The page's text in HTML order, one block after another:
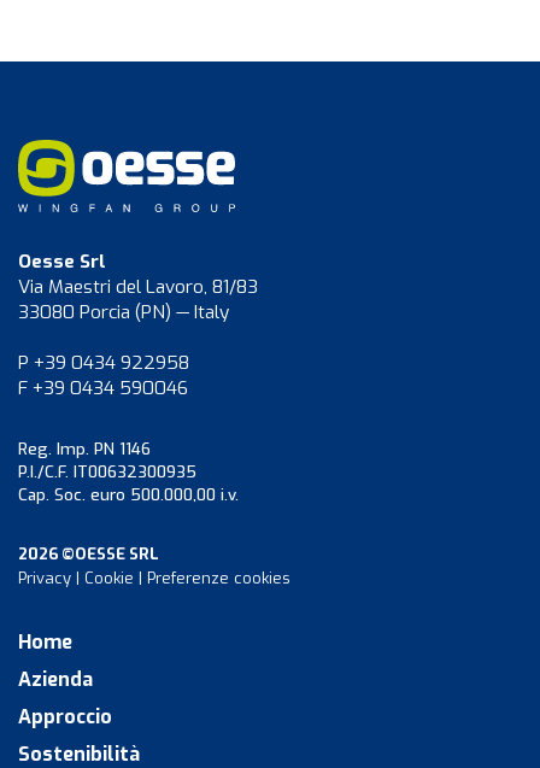
Oesse Srl
Via Maestri del Lavoro, 81/83
33080 Porcia (PN) — Italy
P +39 0434 922958
F +39 0434 590046
Reg. Imp. PN 1146
P.I./C.F. IT00632300935
Cap. Soc. euro 500.000,00 i.v.
2026 ©OESSE SRL
Privacy | Cookie | Preferenze cookies
Home
Azienda
Approccio
Sostenibilità